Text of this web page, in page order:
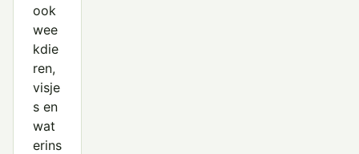
ook
wee
kdie
ren,
visje
s en
wat
erins